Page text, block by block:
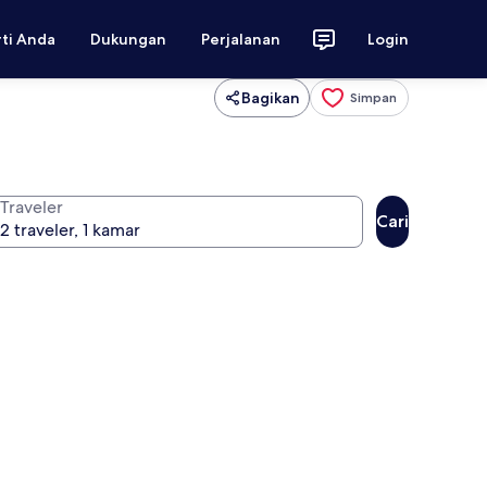
Anda Dukungan Perjalanan Login
Bagikan Simpan
Traveler
Cari